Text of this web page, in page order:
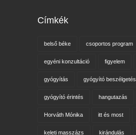
Címkék
belső béke csoportos program
egyéni konzultáció figyelem
gyógyítás gyógyító beszélgetés
gyógyító érintés hangutazás
Horváth Mónika itt és most
keleti masszázs kirándulás